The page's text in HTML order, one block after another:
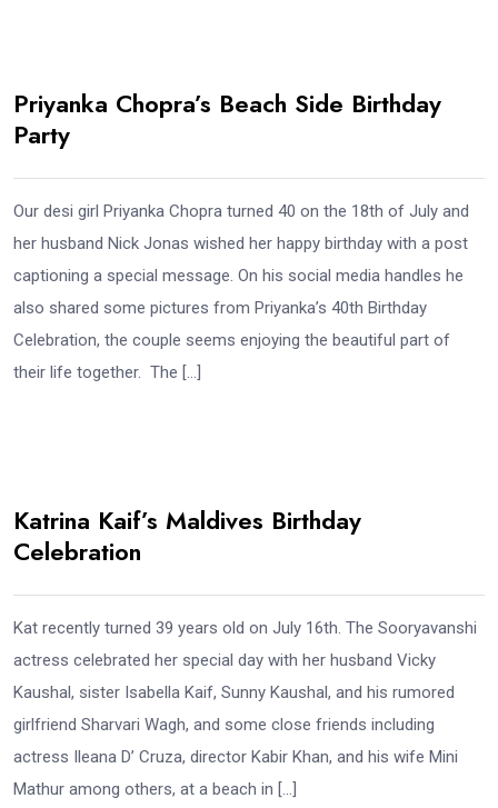
Priyanka Chopra’s Beach Side Birthday
Party
Our desi girl Priyanka Chopra turned 40 on the 18th of July and
her husband Nick Jonas wished her happy birthday with a post
captioning a special message. On his social media handles he
also shared some pictures from Priyanka’s 40th Birthday
Celebration, the couple seems enjoying the beautiful part of
their life together. The […]
Katrina Kaif’s Maldives Birthday
Celebration
Kat recently turned 39 years old on July 16th. The Sooryavanshi
actress celebrated her special day with her husband Vicky
Kaushal, sister Isabella Kaif, Sunny Kaushal, and his rumored
girlfriend Sharvari Wagh, and some close friends including
actress Ileana D’ Cruza, director Kabir Khan, and his wife Mini
Mathur among others, at a beach in […]